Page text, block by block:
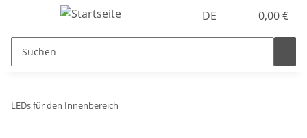
DE 0,00 €
LEDs für den Innenbereich